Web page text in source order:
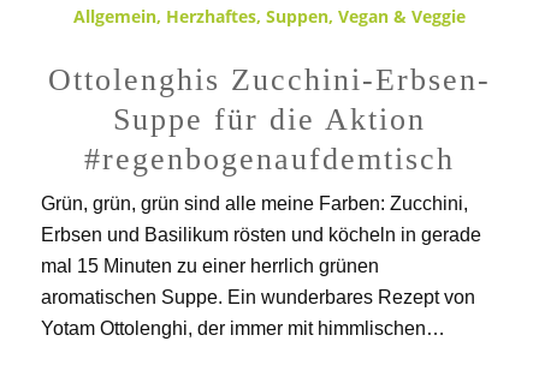
Allgemein, Herzhaftes, Suppen, Vegan & Veggie
Ottolenghis Zucchini-Erbsen-
Suppe für die Aktion
#regenbogenaufdemtisch
Grün, grün, grün sind alle meine Farben: Zucchini,
Erbsen und Basilikum rösten und köcheln in gerade
mal 15 Minuten zu einer herrlich grünen
aromatischen Suppe. Ein wunderbares Rezept von
Yotam Ottolenghi, der immer mit himmlischen…